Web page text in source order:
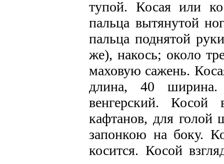
тупой. Косая или
пальца вытянутой
пальца поднятой
же), накось; около
маховую сажень.
длина, 40 ширина.
венгерский. Косой
кафтанов, для голой
запонкою на боку.
косится. Косой